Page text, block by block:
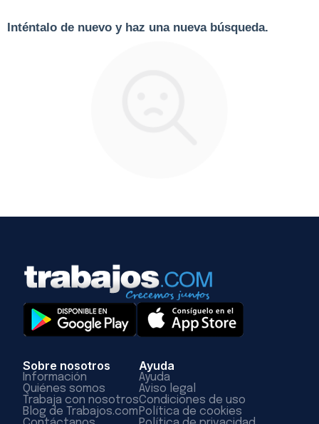
Inténtalo de nuevo y haz una nueva búsqueda.
Sobre nosotros
Información
Quiénes somos
Trabaja con nosotros
Blog de Trabajos.com
Ayuda
Ayuda
Aviso legal
Condiciones de uso
Política de cookies